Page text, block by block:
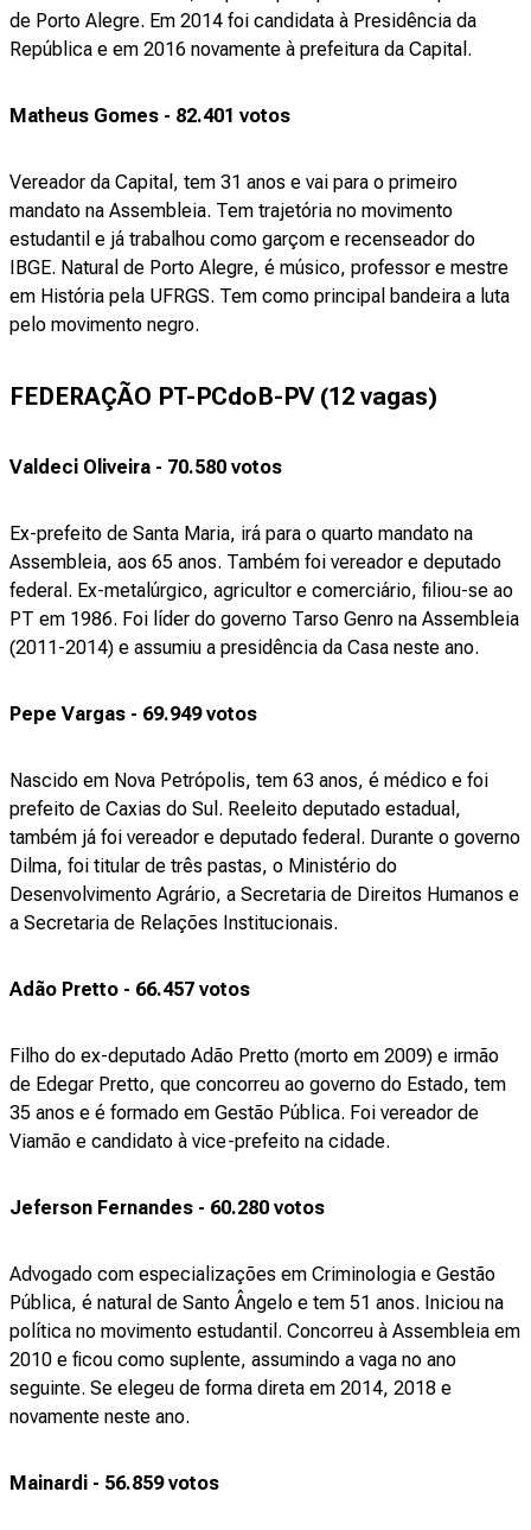
de Porto Alegre. Em 2014 foi candidata à Presidência da
República e em 2016 novamente à prefeitura da Capital.
Matheus Gomes - 82.401 votos
Vereador da Capital, tem 31 anos e vai para o primeiro
mandato na Assembleia. Tem trajetória no movimento
estudantil e já trabalhou como garçom e recenseador do
IBGE. Natural de Porto Alegre, é músico, professor e mestre
em História pela UFRGS. Tem como principal bandeira a luta
pelo movimento negro.
FEDERAÇÃO PT-PCdoB-PV (12 vagas)
Valdeci Oliveira - 70.580 votos
Ex-prefeito de Santa Maria, irá para o quarto mandato na
Assembleia, aos 65 anos. Também foi vereador e deputado
federal. Ex-metalúrgico, agricultor e comerciário, filiou-se ao
PT em 1986. Foi líder do governo Tarso Genro na Assembleia
(2011-2014) e assumiu a presidência da Casa neste ano.
Pepe Vargas - 69.949 votos
Nascido em Nova Petrópolis, tem 63 anos, é médico e foi
prefeito de Caxias do Sul. Reeleito deputado estadual,
também já foi vereador e deputado federal. Durante o governo
Dilma, foi titular de três pastas, o Ministério do
Desenvolvimento Agrário, a Secretaria de Direitos Humanos e
a Secretaria de Relações Institucionais.
Adão Pretto - 66.457 votos
Filho do ex-deputado Adão Pretto (morto em 2009) e irmão
de Edegar Pretto, que concorreu ao governo do Estado, tem
35 anos e é formado em Gestão Pública. Foi vereador de
Viamão e candidato à vice-prefeito na cidade.
Jeferson Fernandes - 60.280 votos
Advogado com especializações em Criminologia e Gestão
Pública, é natural de Santo Ângelo e tem 51 anos. Iniciou na
política no movimento estudantil. Concorreu à Assembleia em
2010 e ficou como suplente, assumindo a vaga no ano
seguinte. Se elegeu de forma direta em 2014, 2018 e
novamente neste ano.
Mainardi - 56.859 votos